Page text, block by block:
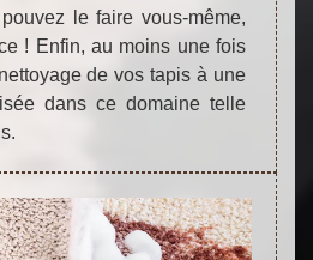
le faire vous-même,
! Enfin, au moins une fois
de vos tapis à une
dans ce domaine telle